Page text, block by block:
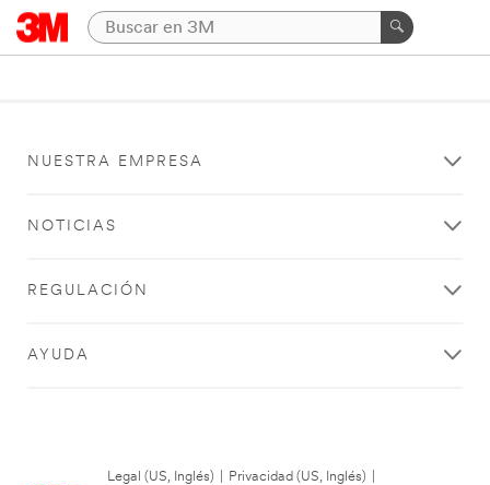
NUESTRA EMPRESA
NOTICIAS
REGULACIÓN
AYUDA
Legal (US, Inglés) Privacidad (US, Inglés)